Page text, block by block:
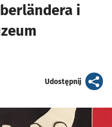
i
Udostępnijartykuł